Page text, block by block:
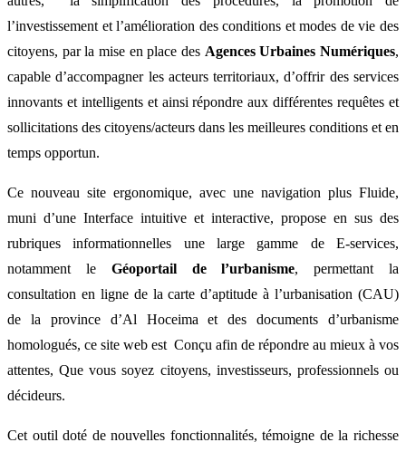
l’investissement et l’amélioration des conditions et modes de vie des
citoyens, par la mise en place des Agences Urbaines Numériques,
capable d’accompagner les acteurs territoriaux, d’offrir des services
innovants et intelligents et ainsi répondre aux différentes requêtes et
sollicitations des citoyens/acteurs dans les meilleures conditions et en
temps opportun.
Ce nouveau site ergonomique, avec une navigation plus Fluide,
muni d’une Interface intuitive et interactive, propose en sus des
rubriques informationnelles une large gamme de E-services,
notamment le Géoportail de l’urbanisme, permettant la
consultation en ligne de la carte d’aptitude à l’urbanisation (CAU)
de la province d’Al Hoceima et des documents d’urbanisme
homologués, ce site web est Conçu afin de répondre au mieux à vos
attentes, Que vous soyez citoyens, investisseurs, professionnels ou
décideurs.
Cet outil doté de nouvelles fonctionnalités, témoigne de la richesse